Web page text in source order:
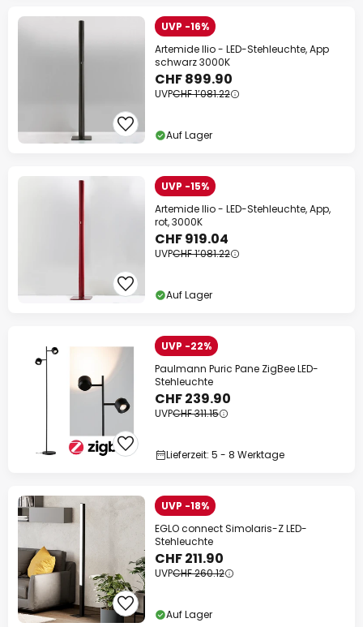
UVP -16%
Artemide Ilio - LED-Stehleuchte, App
schwarz 3000K
CHF 899.90
UVPCHF 1’081.22
Auf Lager
UVP -15%
Artemide Ilio - LED-Stehleuchte, App,
rot, 3000K
CHF 919.04
UVPCHF 1’081.22
Auf Lager
UVP -22%
Paulmann Puric Pane ZigBee LED-
Stehleuchte
CHF 239.90
UVPCHF 311.15
Lieferzeit: 5 - 8 Werktage
UVP -18%
EGLO connect Simolaris-Z LED-
Stehleuchte
CHF 211.90
UVPCHF 260.12
Auf Lager